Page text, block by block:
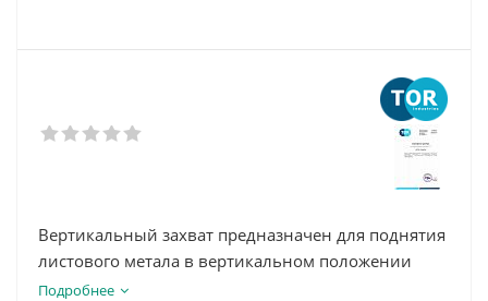
Вертикальный захват предназначен для поднятия
листового метала в вертикальном положении
Подробнее